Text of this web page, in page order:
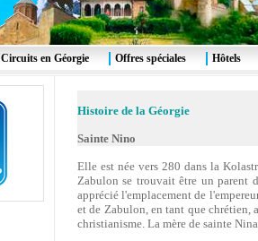
Histoire de la Géorgie
Sainte Nino
Elle est née vers 280 dans la
Zabulon se trouvait être un parent
apprécié l'emplacement de
et de Zabulon, en tant que chrétien,
christianisme. La mère de sainte
Circuits en Géorgie Offres spéciales Hôtels